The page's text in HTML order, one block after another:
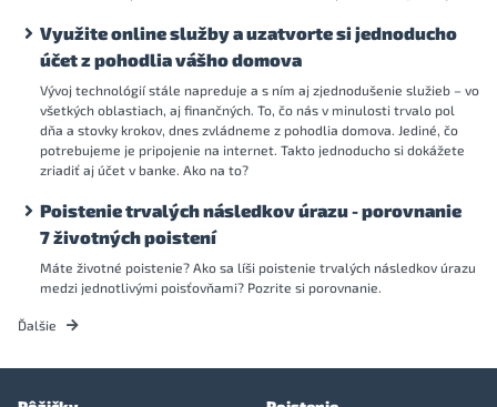
Využite online služby a uzatvorte si jednoducho
účet z pohodlia vášho domova
Vývoj technológií stále napreduje a s ním aj zjednodušenie služieb – vo
všetkých oblastiach, aj finančných. To, čo nás v minulosti trvalo pol
dňa a stovky krokov, dnes zvládneme z pohodlia domova. Jediné, čo
potrebujeme je pripojenie na internet. Takto jednoducho si dokážete
zriadiť aj účet v banke. Ako na to?
Poistenie trvalých následkov úrazu - porovnanie
7 životných poistení
Máte životné poistenie? Ako sa líši poistenie trvalých následkov úrazu
medzi jednotlivými poisťovňami? Pozrite si porovnanie.
Ďalšie